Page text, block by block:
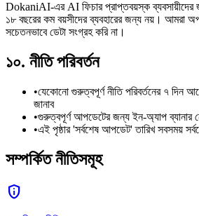
DokaniAI-এর AI ফিচার প্রাপ্তবয়স্ক ব্যবসায়ীদের
১৮ বছরের কম বয়সীদের ব্যবহারের জন্য নয়। আমরা
সচেতনভাবে ডেটা সংগ্রহ করি না।
১০. নীতি পরিবর্তন
•যেকোনো গুরুত্বপূর্ণ নীতি পরিবর্তনের ৭ দিন
জানাব
•গুরুত্বপূর্ণ আপডেটের জন্য ইন-অ্যাপ ব্যানার
•এই পৃষ্ঠার 'সর্বশেষ আপডেট' তারিখ সবসময়
সম্পর্কিত নীতিসমূহ
privacy_tip